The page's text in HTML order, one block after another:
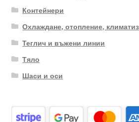
Контейнери
Охлаждане, отопление,
Теглич и въжени линии
Тяло
Шаси и оси